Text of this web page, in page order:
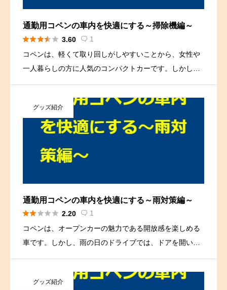
通勤用コペンの車内を快適にする～掃除機編～
 3.60  1
コペンは、軽くて取り回しがしやすいことから、女性や
一人暮らしの方に人気のコンパクトカーです。しかし、
の平均的なサイズと比べると、やや小さめです。 そのた
め、大きな掃除機や […]
グッズ紹介
通勤用コペンの車内を快適にする～雨対策編～
 2.20  1
コペンは、オープンカーの魅力である開放感を楽しめる
車です。しかし、雨の日のドライブでは、ドアを開いた
雨の日にコペンを利用した際、ドアを開いた際の雨滴対
策についてご紹介し […]
グッズ紹介